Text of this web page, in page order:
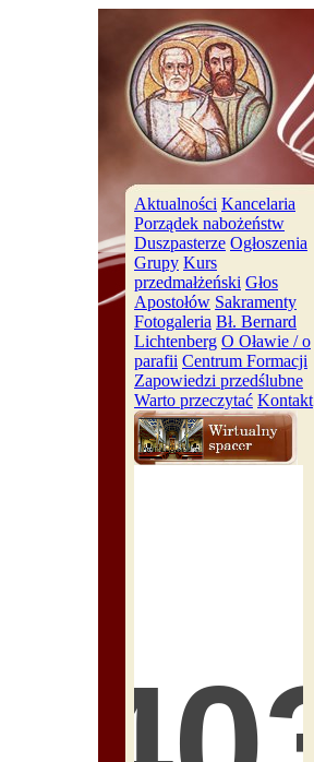
Aktualności Kancelaria
Porządek nabożeństw
Duszpasterze Ogłoszenia
Grupy Kurs
przedmałżeński Głos
Apostołów Sakramenty
Fotogaleria Bł. Bernard
Lichtenberg O Oławie / o
parafii Centrum Formacji
Zapowiedzi przedślubne
Warto przeczytać Kontakt